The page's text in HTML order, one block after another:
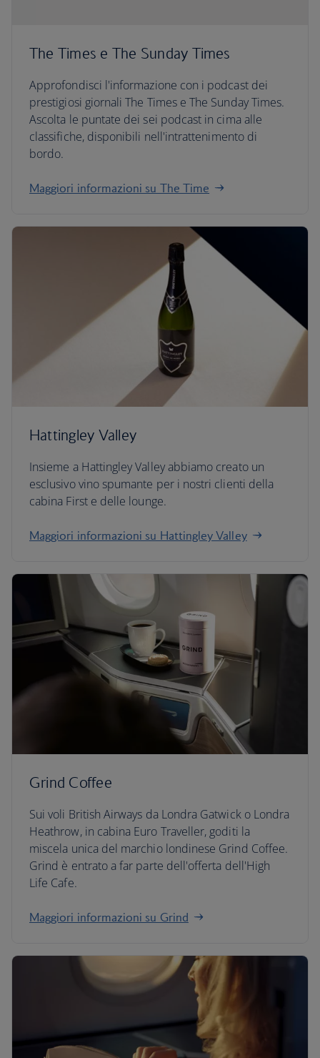
The Times e The Sunday Times
Approfondisci l'informazione con i podcast dei
prestigiosi giornali The Times e The Sunday Times.
Ascolta le puntate dei sei podcast in cima alle
classifiche, disponibili nell'intrattenimento di
bordo.
Maggiori informazioni su The Time
Hattingley Valley
Insieme a Hattingley Valley abbiamo creato un
esclusivo vino spumante per i nostri clienti della
cabina First e delle lounge.
Maggiori informazioni su Hattingley Valley
Grind Coffee
Sui voli British Airways da Londra Gatwick o Londra
Heathrow, in cabina Euro Traveller, goditi la
miscela unica del marchio londinese Grind Coffee.
Grind è entrato a far parte dell'offerta dell'High
Life Cafe.
Maggiori informazioni su Grind